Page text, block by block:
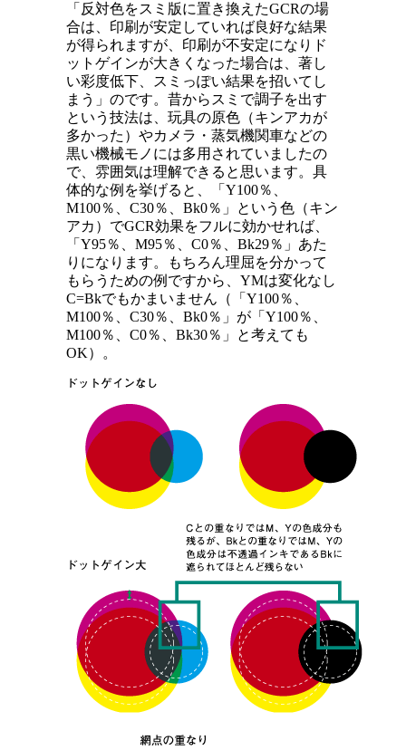
「反対色をスミ版に置き換えたGCRの場
合は、印刷が安定していれば良好な結果
が得られますが、印刷が不安定になりド
ットゲインが大きくなった場合は、著し
い彩度低下、スミっぽい結果を招いてし
まう」のです。昔からスミで調子を出す
という技法は、玩具の原色（キンアカが
多かった）やカメラ・蒸気機関車などの
黒い機械モノには多用されていましたの
で、雰囲気は理解できると思います。具
体的な例を挙げると、「Y100％、
M100％、C30％、Bk0％」という色（キン
アカ）でGCR効果をフルに効かせれば、
「Y95％、M95％、C0％、Bk29％」あた
りになります。もちろん理屈を分かって
もらうための例ですから、YMは変化なし
C=Bkでもかまいません（「Y100％、
M100％、C30％、Bk0％」が「Y100％、
M100％、C0％、Bk30％」と考えても
OK）。